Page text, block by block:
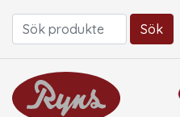
Sök efter:
Sök